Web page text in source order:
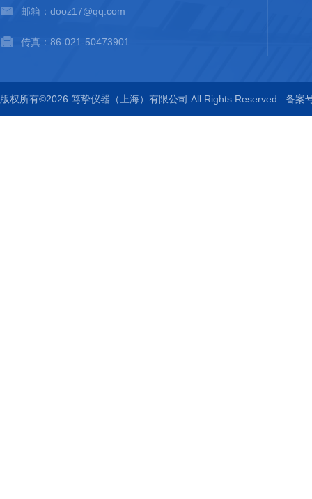
邮箱：dooz17@qq.com
传真：86-021-50473901
版权所有©2026 笃挚仪器（上海）有限公司 All Rights Reserved 备案